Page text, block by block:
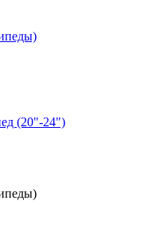
(20"-24")